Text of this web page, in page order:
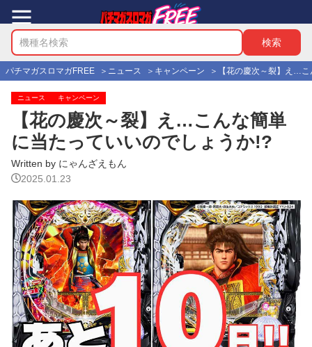
パチマガスロマガFREE ニュース キャンペーン 【花の慶次～裂】え…
ニュース キャンペーン
【花の慶次～裂】え…こんな簡単
に当たっていいのでしょうか!?
Written by にゃんざえもん
2025.01.23